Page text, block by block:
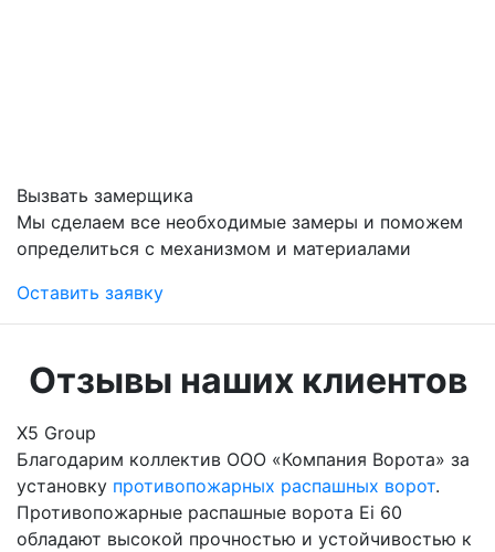
Вызвать замерщика
Мы сделаем все необходимые замеры и поможем
определиться с механизмом и материалами
Оставить заявку
Отзывы наших клиентов
Х5 Group
Благодарим коллектив ООО «Компания Ворота» за
установку противопожарных распашных ворот.
Противопожарные распашные ворота Ei 60
обладают высокой прочностью и устойчивостью к